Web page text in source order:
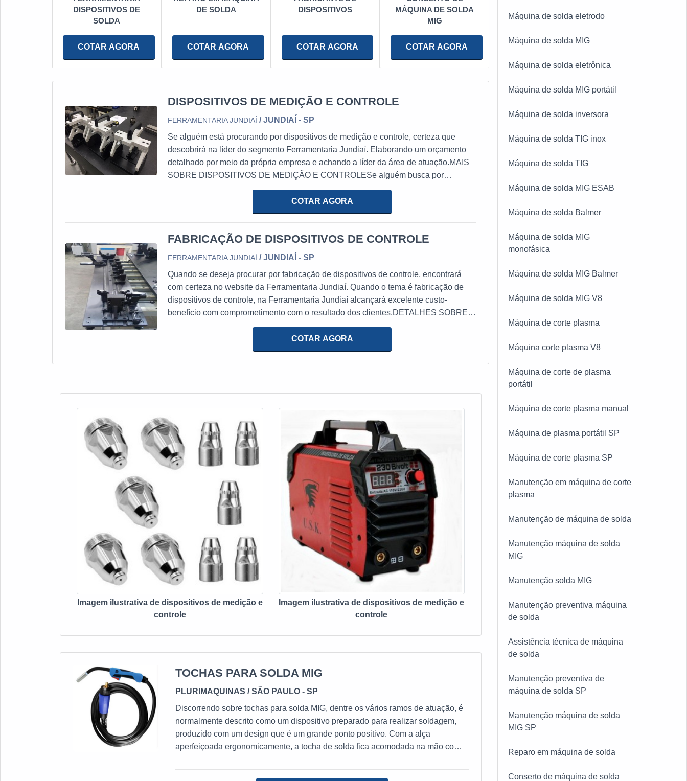
DISPOSITIVOS DE
SOLDA
COTAR AGORA
DE SOLDA
COTAR AGORA
DISPOSITIVOS
COTAR AGORA
MÁQUINA DE SOLDA
MIG
COTAR AGORA
DISPOSITIVOS DE MEDIÇÃO E CONTROLE
FERRAMENTARIA JUNDIAÍ/ JUNDIAÍ - SP
Se alguém está procurando por dispositivos de medição e controle, certeza que
descobrirá na líder do segmento Ferramentaria Jundiaí. Elaborando um orçamento
detalhado por meio da própria empresa e achando a líder da área de atuação.MAIS
SOBRE DISPOSITIVOS DE MEDIÇÃO E CONTROLESe alguém busca por
dispositivos de medição e controle em uma companhia responsável, chega até a
Ferramentaria Jundiaí. Especializada em máquina mandrilhadora e ap...
COTAR AGORA
FABRICAÇÃO DE DISPOSITIVOS DE CONTROLE
FERRAMENTARIA JUNDIAÍ/ JUNDIAÍ - SP
Quando se deseja procurar por fabricação de dispositivos de controle, encontrará
com certeza no website da Ferramentaria Jundiaí. Quando o tema é fabricação de
dispositivos de controle, na Ferramentaria Jundiaí alcançará excelente custo-
benefício com comprometimento com o resultado dos clientes.DETALHES SOBRE A
FABRICAÇÃO DE DISPOSITIVOS DE CONTROLEA Ferramentaria Jundiaí
centraliza seus esforços em oferecer aos clientes uma estrutura c...
COTAR AGORA
Imagem ilustrativa de dispositivos de medição e
controle
Imagem ilustrativa de dispositivos de medição e
controle
TOCHAS PARA SOLDA MIG
PLURIMAQUINAS / SÃO PAULO - SP
Discorrendo sobre tochas para solda MIG, dentre os vários ramos de atuação, é
normalmente descrito como um dispositivo preparado para realizar soldagem,
produzido com um design que é um grande ponto positivo. Com a alça
aperfeiçoada ergonomicamente, a tocha de solda fica acomodada na mão com
do produto:Excelente relação custo benefício;Bom desempenho;Alta
Máquina de solda eletrodo
Máquina de solda MIG
Máquina de solda eletrônica
Máquina de solda MIG portátil
Máquina de solda inversora
Máquina de solda TIG inox
Máquina de solda TIG
Máquina de solda MIG ESAB
Máquina de solda Balmer
Máquina de solda MIG
monofásica
Máquina de solda MIG Balmer
Máquina de solda MIG V8
Máquina de corte plasma
Máquina corte plasma V8
Máquina de corte de plasma
portátil
Máquina de corte plasma manual
Máquina de plasma portátil SP
Máquina de corte plasma SP
Manutenção em máquina de corte
plasma
Manutenção de máquina de solda
Manutenção máquina de solda
MIG
Manutenção solda MIG
Manutenção preventiva máquina
de solda
Assistência técnica de máquina
de solda
Manutenção preventiva de
máquina de solda SP
Manutenção máquina de solda
MIG SP
Reparo em máquina de solda
Conserto de máquina de solda